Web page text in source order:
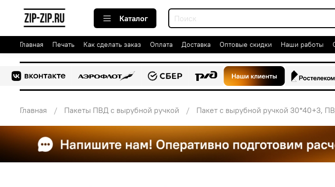
Каталог
Главная Печать Как сделать заказ Оплата Доставка Оптовые скидки Наши работы
Главная Пакеты ПВД с вырубной ручкой Пакет с вырубной ручкой 30*40+3,